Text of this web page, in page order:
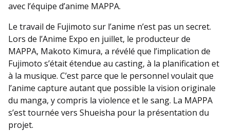
avec l’équipe d’anime MAPPA.
Le travail de Fujimoto sur l’anime n’est pas un secret.
Lors de l’Anime Expo en juillet, le producteur de
MAPPA, Makoto Kimura, a révélé que l’implication de
Fujimoto s’était étendue au casting, à la planification et
à la musique. C’est parce que le personnel voulait que
l’anime capture autant que possible la vision originale
du manga, y compris la violence et le sang. La MAPPA
s’est tournée vers Shueisha pour la présentation du
projet.